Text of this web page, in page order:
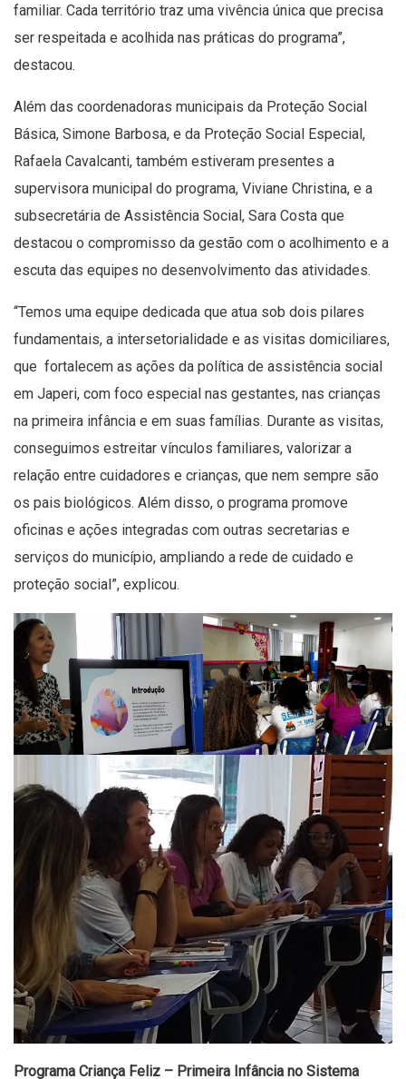
familiar. Cada território traz uma vivência única que precisa
ser respeitada e acolhida nas práticas do programa”,
destacou.
Além das coordenadoras municipais da Proteção Social
Básica, Simone Barbosa, e da Proteção Social Especial,
Rafaela Cavalcanti, também estiveram presentes a
supervisora municipal do programa, Viviane Christina, e a
subsecretária de Assistência Social, Sara Costa que
destacou o compromisso da gestão com o acolhimento e a
escuta das equipes no desenvolvimento das atividades.
“Temos uma equipe dedicada que atua sob dois pilares
fundamentais, a intersetorialidade e as visitas domiciliares,
que fortalecem as ações da política de assistência social
em Japeri, com foco especial nas gestantes, nas crianças
na primeira infância e em suas famílias. Durante as visitas,
conseguimos estreitar vínculos familiares, valorizar a
relação entre cuidadores e crianças, que nem sempre são
os pais biológicos. Além disso, o programa promove
oficinas e ações integradas com outras secretarias e
serviços do município, ampliando a rede de cuidado e
proteção social”, explicou.
Programa Criança Feliz – Primeira Infância no Sistema